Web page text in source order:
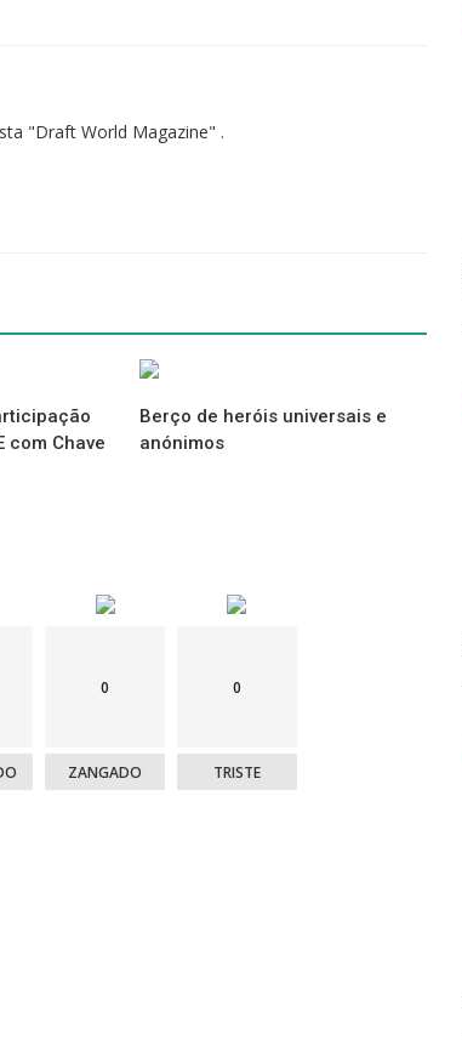
"Draft World Magazine" .
com Chave
Berço de heróis universais e
anónimos
0
ZANGADO
0
TRISTE